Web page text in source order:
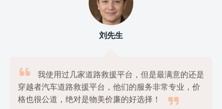
刘先生

我使用过几家道路救援平台，但是最满意的还是
穿越者汽车道路救援平台，他们的服务非常专业，价
格也很公道，绝对是物美价廉的好选择！
